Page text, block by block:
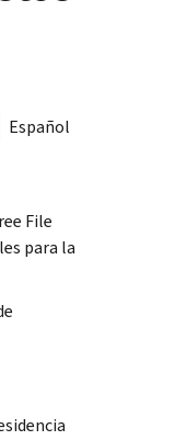
Español
File
para la